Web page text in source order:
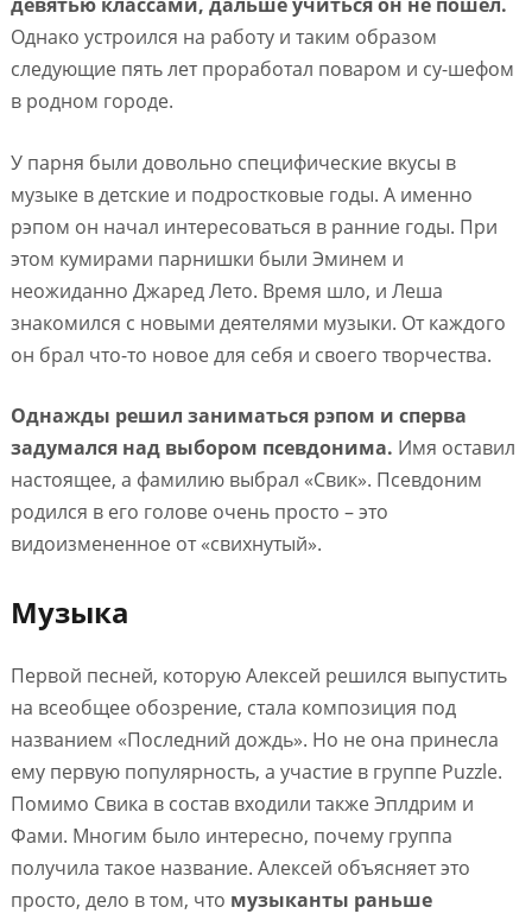
Однако устроился на работу и таким образом
следующие пять лет проработал поваром и су-шефом
в родном городе.
У парня были довольно специфические вкусы в
музыке в детские и подростковые годы. А именно
рэпом он начал интересоваться в ранние годы. При
этом кумирами парнишки были Эминем и
неожиданно Джаред Лето. Время шло, и Леша
знакомился с новыми деятелями музыки. От каждого
он брал что-то новое для себя и своего творчества.
Однажды решил заниматься рэпом и сперва
задумался над выбором псевдонима. Имя оставил
настоящее, а фамилию выбрал «Свик». Псевдоним
родился в его голове очень просто – это
видоизмененное от «свихнутый».
Музыка
Первой песней, которую Алексей решился выпустить
на всеобщее обозрение, стала композиция под
названием «Последний дождь». Но не она принесла
ему первую популярность, а участие в группе Puzzle.
Помимо Свика в состав входили также Эплдрим и
Фами. Многим было интересно, почему группа
получила такое название. Алексей объясняет это
просто, дело в том, что музыканты раньше